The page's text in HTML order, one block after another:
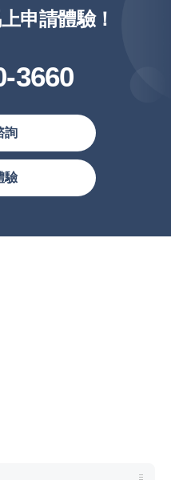
申請體驗！
3660
詢
驗